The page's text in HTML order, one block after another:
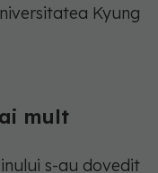
Kyung
mult
s-au dovedit